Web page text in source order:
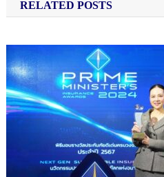
RELATED POSTS